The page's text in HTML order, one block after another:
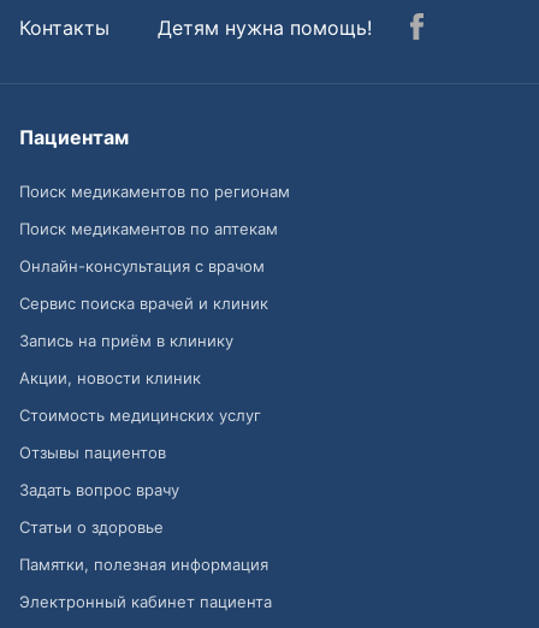
Контакты
Детям нужна помощь!
Пациентам
Поиск медикаментов по регионам
Поиск медикаментов по аптекам
Онлайн-консультация с врачом
Сервис поиска врачей и клиник
Запись на приём в клинику
Акции, новости клиник
Стоимость медицинских услуг
Отзывы пациентов
Задать вопрос врачу
Статьи о здоровье
Памятки, полезная информация
Электронный кабинет пациента